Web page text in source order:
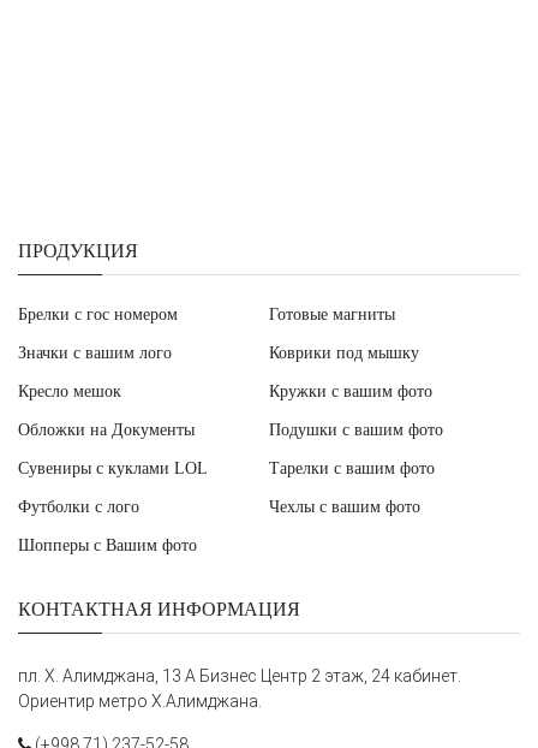
ПРОДУКЦИЯ
Брелки с гос номером Готовые магниты
Значки с вашим лого Коврики под мышку
Кресло мешок Кружки с вашим фото
Обложки на Документы Подушки с вашим фото
Сувениры с куклами LOL Тарелки с вашим фото
Футболки с лого Чехлы с вашим фото
Шопперы с Вашим фото
КОНТАКТНАЯ ИНФОРМАЦИЯ
пл. Х. Алимджана, 13 А Бизнес Центр 2 этаж, 24 кабинет.
Ориентир метро Х.Алимджана.